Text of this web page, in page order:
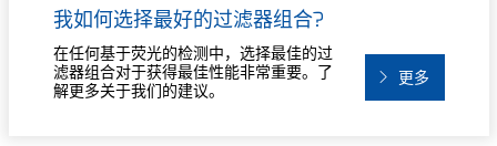
我如何选择最好的过滤器组合?
在任何基于荧光的检测中，选择最佳的过
滤器组合对于获得最佳性能非常重要。了
解更多关于我们的建议。
更多